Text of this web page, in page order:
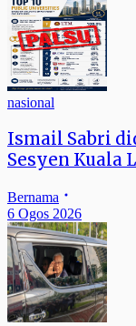
nasional
Ismail Sabri
Sesyen Kuala
Bernama
6 Ogos 2026